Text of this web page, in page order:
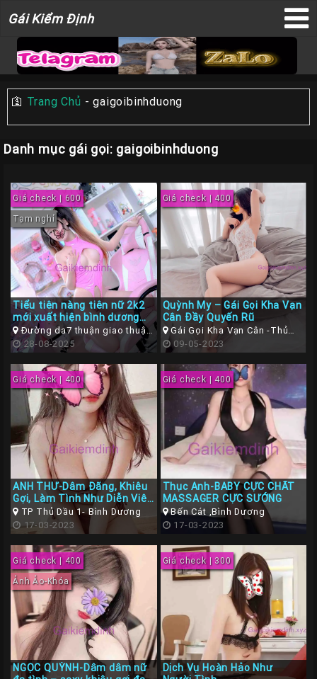
Gái Kiểm Định
Gái
Định
×
Hệ
Đăng
Bài
Gái
Gọi
Sài
Gòn
Gái
Gọi
Đà
Nẵng
Gọi
Hà
Các
TP
Miền
Nam
Các
TP
Tây
Nguyên
Các
🛐 Trang Chủ -gaigoibinhduong
Danh mục gái gọi: gaigoibinhduong
Giá check | 600
Tạm nghỉ
Tiểu tiên nàng tiên nữ 2k2
mới xuất hiện bình dương
xinh đẹp dâm đãng
Đường da7 thuận giao thuận
an bình dương
28-08-2025
Giá check | 400
Quỳnh My – Gái Gọi Kha Vạn
Cân Đầy Quyến Rũ
Gái Gọi Kha Vạn Cân -Thủ
Đức09-05-2023
Giá check | 400
ANH THƯ-Dâm Đãng, Khiêu
Gợi, Làm Tình Như Diễn Viên
JAV
TP Thủ Dầu 1- Bình Dương
17-03-2023
Giá check | 400
Thục Anh-BABY CỰC CHẤT
MASSAGER CỰC SƯỚNG
Bến Cát ,Bình Dương
17-03-2023
Giá check | 400
Ảnh Ảo-Khóa
NGỌC QUỲNH-Dâm dâm nữ
Giá check | 300
Dịch Vụ Hoàn Hảo Như